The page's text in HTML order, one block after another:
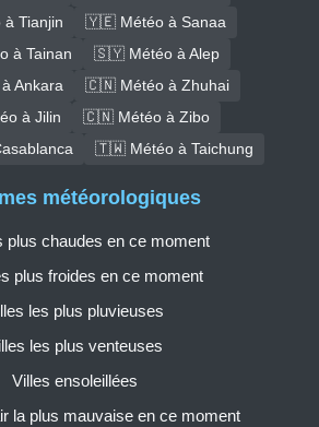
Tianjin
🇾🇪 Météo à Sanaa
à Tainan
🇸🇾 Météo à Alep
Ankara
🇨🇳 Météo à Zhuhai
à Jilin
🇨🇳 Météo à Zibo
🇹🇼 Météo à Taichung
météorologiques
plus chaudes en ce moment
plus froides en ce moment
les plus pluvieuses
les plus venteuses
Villes ensoleillées
la plus mauvaise en ce moment